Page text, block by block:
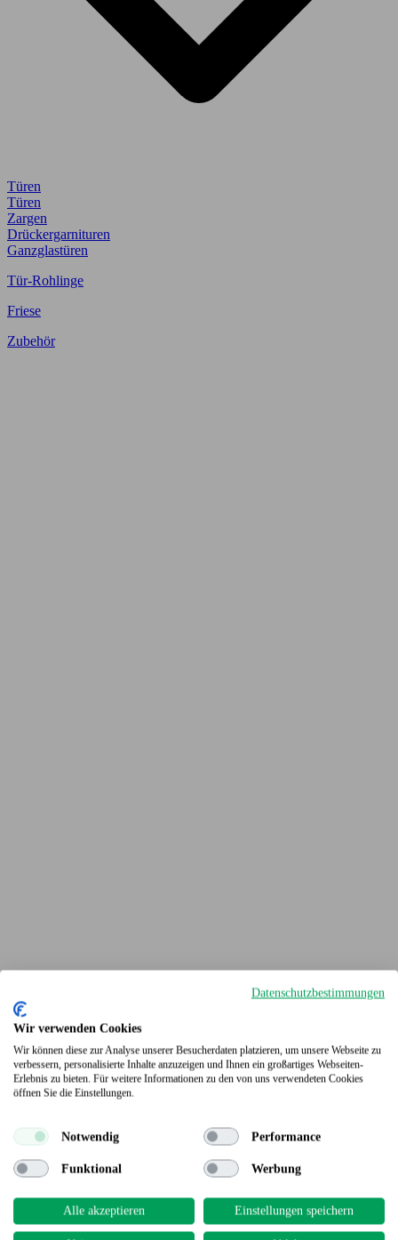
Türen
Türen
Zargen
Drückergarnituren
Ganzglastüren
Tür-Rohlinge
Friese
Zubehör
Terrassendielen
Datenschutzbestimmungen
Wir verwenden Cookies
Wir können diese zur Analyse unserer Besucherdaten platzieren, um unsere Webseite zu
verbessern, personalisierte Inhalte anzuzeigen und Ihnen ein großartiges Webseiten-
Erlebnis zu bieten. Für weitere Informationen zu den von uns verwendeten Cookies
öffnen Sie die Einstellungen.
Notwendig Performance
Funktional Werbung
Alle akzeptieren Einstellungen speichern